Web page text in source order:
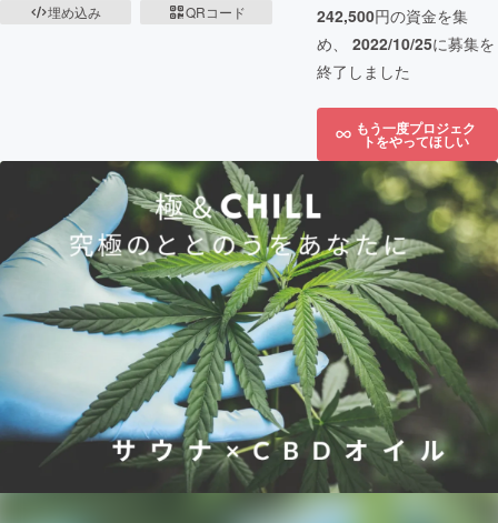
埋め込み
QRコード
242,500円の資金を集
め、 2022/10/25に募集を
終了しました
もう一度プロジェク
トをやってほしい